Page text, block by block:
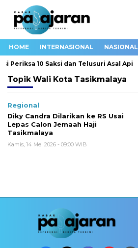
HOME INTERNASIONAL NASIONAL
Periksa 10 Saksi dan Telusuri Asal Api
Topik Wali Kota Tasikmalaya
Regional
Diky Candra Dilarikan ke RS Usai
Lepas Calon Jemaah Haji
Tasikmalaya
Kamis, 14 Mei 2026 - 09:00 WIB